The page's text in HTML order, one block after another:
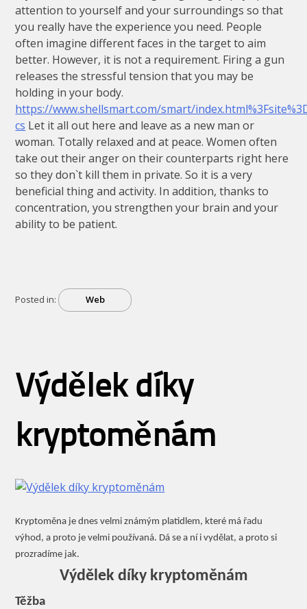
attention to yourself and your surroundings so that
you really have the experience you need. People
often imagine different faces in the target to aim
better. However, it is not a requirement. Firing a gun
releases the stressful tension that you may be
holding in your body.
https://www.shellsmart.com/smart/
cs Let it all out here and leave as a new man or
woman. Totally relaxed and at peace. Women often
take out their anger on their counterparts right here
so they don`t kill them in private. So it is a very
beneficial thing and activity. In addition, thanks to
concentration, you strengthen your brain and your
ability to be patient.
Posted in: Web
Výdělek díky
kryptoměnám
Kryptoměna je dnes velmi známým platidlem, které má řadu
výhod, a proto je velmi používaná. Dá se a ní i vydělat, a proto si
prozradíme jak.
Výdělek díky kryptoměnám
Těžba